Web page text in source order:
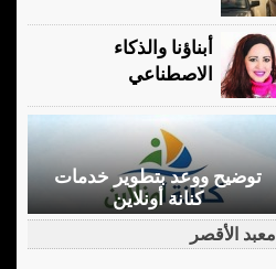
أبناؤنا والذكاء
الاصطناعي
توضيح ووعد بتطوير خدمات
كنانة أونلاين
معبد الأقصر